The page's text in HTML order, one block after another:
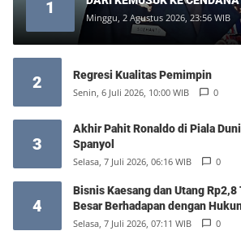
1 Minggu, 2 Agustus 2026, 23:56 WIB
2 Regresi Kualitas Pemimpin
Senin, 6 Juli 2026, 10:00 WIB 0
3
Akhir Pahit Ronaldo di Piala
Spanyol
Selasa, 7 Juli 2026, 06:16 WIB 0
4
Bisnis Kaesang dan Utang
Besar Berhadapan dengan
Selasa, 7 Juli 2026, 07:11 WIB 0